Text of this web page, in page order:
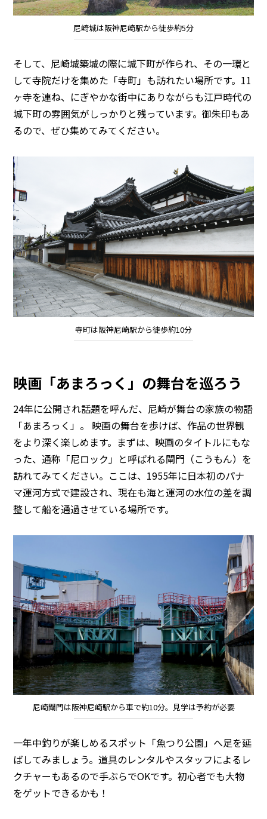
尼崎城は阪神尼崎駅から徒歩約5分
そして、尼崎城築城の際に城下町が作られ、その一環と
して寺院だけを集めた「寺町」も訪れたい場所です。11
ヶ寺を連ね、にぎやかな街中にありながらも江戸時代の
城下町の雰囲気がしっかりと残っています。御朱印もあ
るので、ぜひ集めてみてください。
寺町は阪神尼崎駅から徒歩約10分
映画「あまろっく」の舞台を巡ろう
24年に公開され話題を呼んだ、尼崎が舞台の家族の物語
「あまろっく」。 映画の舞台を歩けば、作品の世界観
をより深く楽しめます。まずは、映画のタイトルにもな
った、通称「尼ロック」と呼ばれる閘門（こうもん）を
訪れてみてください。ここは、1955年に日本初のパナ
マ運河方式で建設され、現在も海と運河の水位の差を調
整して船を通過させている場所です。
尼崎閘門は阪神尼崎駅から車で約10分。見学は予約が必要
一年中釣りが楽しめるスポット「魚つり公園」へ足を延
ばしてみましょう。道具のレンタルやスタッフによるレ
クチャーもあるので手ぶらでOKです。初心者でも大物
をゲットできるかも！